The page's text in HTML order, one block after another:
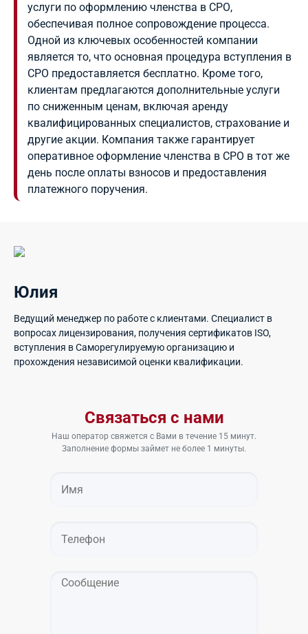
услуги по оформлению членства в СРО,
обеспечивая полное сопровождение процесса.
Одной из ключевых особенностей компании
является то, что основная процедура вступления в
СРО предоставляется бесплатно. Кроме того,
клиентам предлагаются дополнительные услуги
по сниженным ценам, включая аренду
квалифицированных специалистов, страхование и
другие акции. Компания также гарантирует
оперативное оформление членства в СРО в тот же
день после оплаты взносов и предоставления
платежного поручения.
Юлия
Ведущий менеджер по работе с клиентами. Специалист в
вопросах лицензирования, получения сертификатов ISO,
вступления в Саморегулируемую организацию и
прохождения независимой оценки квалификации.
Связаться с нами
Наш оператор свяжется с Вами в течение 15 минут.
Заполнение формы займет не более 1 минуты.